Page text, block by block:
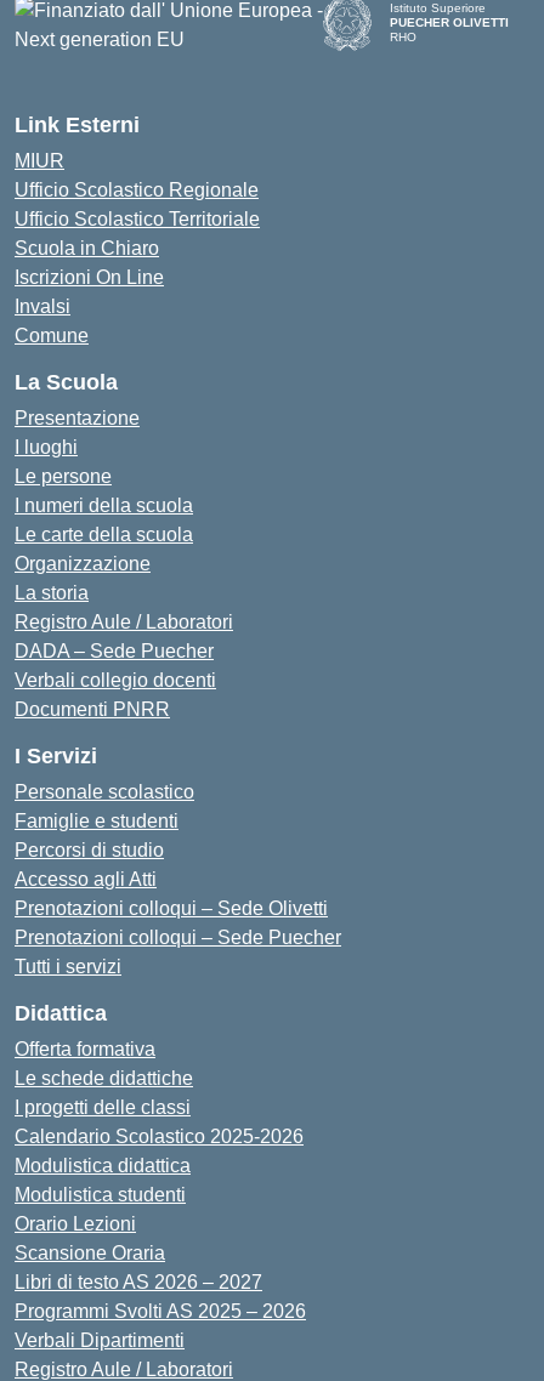
Istituto Superiore
PUECHER OLIVETTI
RHO
Link Esterni
MIUR
Ufficio Scolastico Regionale
Ufficio Scolastico Territoriale
Scuola in Chiaro
Iscrizioni On Line
Invalsi
Comune
La Scuola
Presentazione
I luoghi
Le persone
I numeri della scuola
Le carte della scuola
Organizzazione
La storia
Registro Aule / Laboratori
DADA – Sede Puecher
Verbali collegio docenti
Documenti PNRR
I Servizi
Personale scolastico
Famiglie e studenti
Percorsi di studio
Accesso agli Atti
Prenotazioni colloqui – Sede Olivetti
Prenotazioni colloqui – Sede Puecher
Tutti i servizi
Didattica
Offerta formativa
Le schede didattiche
I progetti delle classi
Calendario Scolastico 2025-2026
Modulistica didattica
Modulistica studenti
Orario Lezioni
Scansione Oraria
Libri di testo AS 2026 – 2027
Programmi Svolti AS 2025 – 2026
Verbali Dipartimenti
Registro Aule / Laboratori